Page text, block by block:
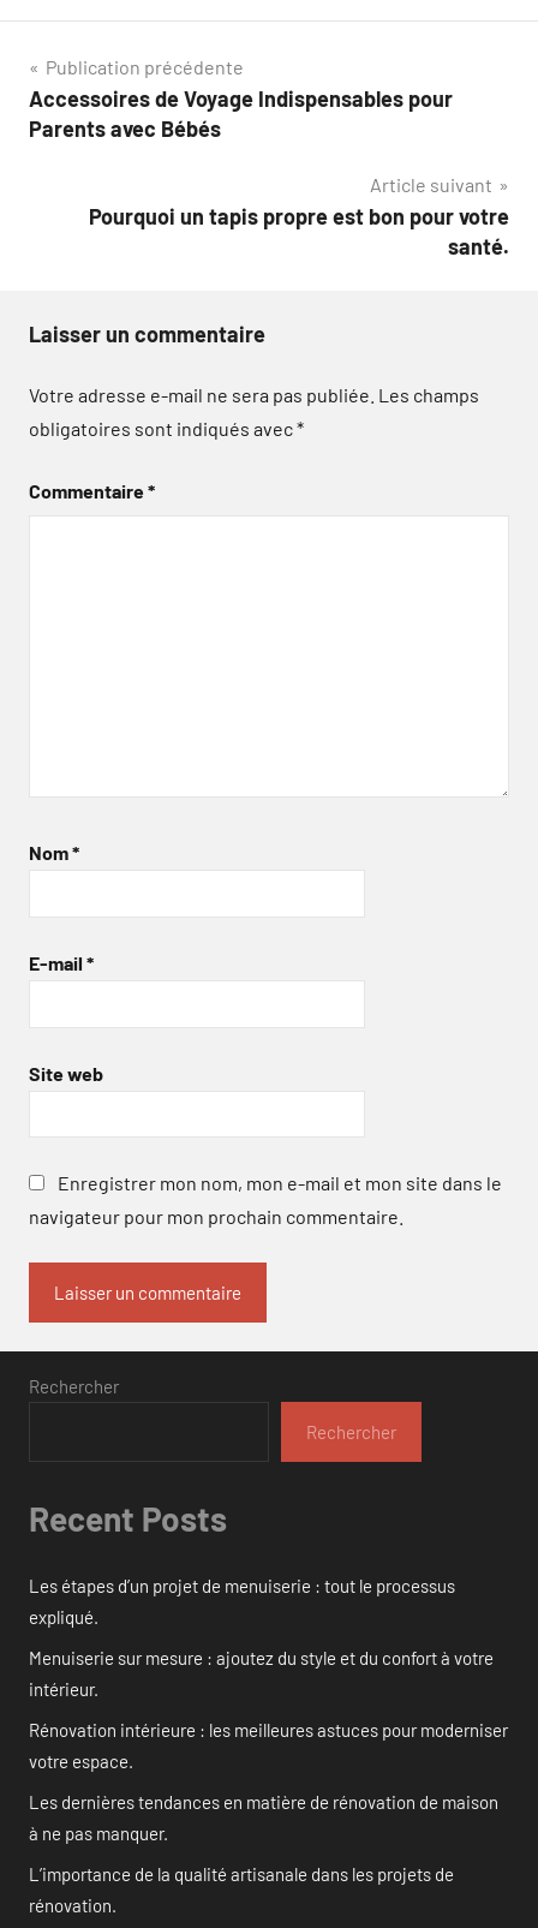
Navigation
de
Publication précédente
Accessoires de Voyage Indispensables pour
Parents avec Bébés
Article suivant
Pourquoi un tapis propre est bon pour votre
santé.
Laisser un commentaire
Votre adresse e-mail ne sera pas publiée. Les champs
obligatoires sont indiqués avec*
Commentaire*
Nom*
E-mail *
Site web
Enregistrer mon nom, mon e-mail et mon site dans le
navigateur pour mon prochain commentaire.
Rechercher
Rechercher
Recent Posts
Les étapes d’un projet de menuiserie : tout le processus
expliqué.
Menuiserie sur mesure : ajoutez du style et du confort à votre
intérieur.
Rénovation intérieure : les meilleures astuces pour moderniser
votre espace.
Les dernières tendances en matière de rénovation de maison
à ne pas manquer.
L’importance de la qualité artisanale dans les projets de
rénovation.